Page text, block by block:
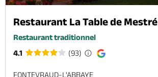
Restaurant La Table de Mestré
Restaurant traditionnel
4.1
(93)
FONTEVRAUD-L'ABBAYE